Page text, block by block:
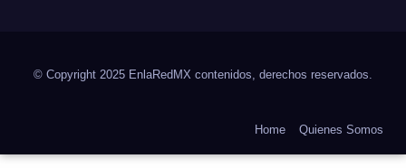
© Copyright 2025 EnlaRedMX contenidos, derechos reservados.
Home Quienes Somos